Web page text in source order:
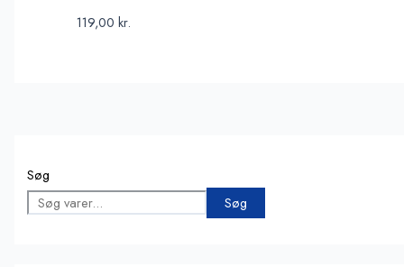
Søg
Søg
119,00kr.